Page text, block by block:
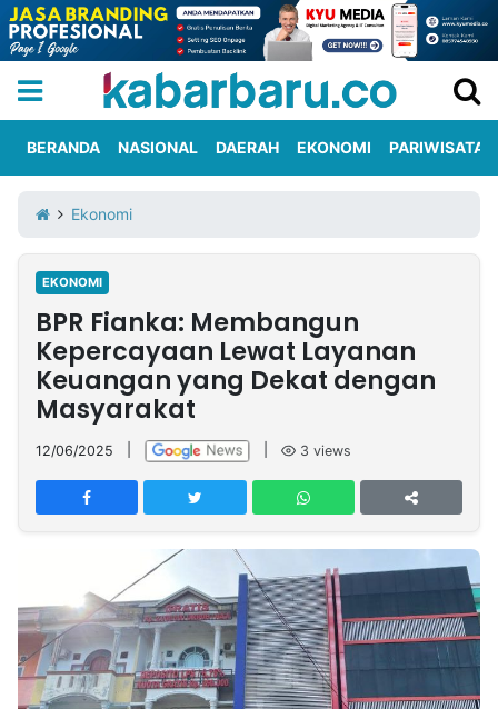
Iklan
Berita
Kami
Nasional
International
Olahraga
Entertainment
Daerah
Pariwisata
Kuliner
Kolom
Network
PT
TREETAN
MULTIMEDIA
INDONESIA
Partner
Insight
NTB
Suara
Time
Lens
IDN
Daily
Jogja
Jalan
Rakyat
Idealita
News
Kita
Notice
Radar
Baru
Seedbacklink
BERANDA NASIONAL DAERAH EKONOMI PARIWISATA
Ekonomi
EKONOMI
BPR Fianka: Membangun
Kepercayaan Lewat Layanan
Keuangan yang Dekat dengan
Masyarakat
12/06/2025 3 views